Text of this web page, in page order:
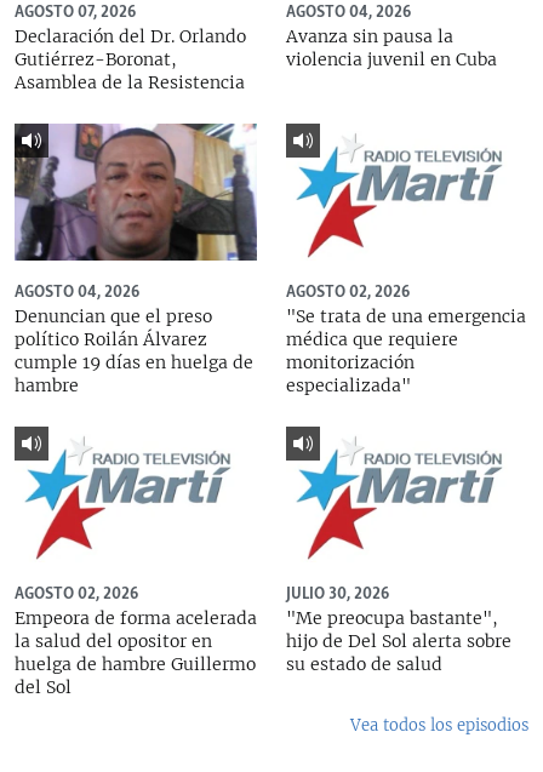
AGOSTO 07, 2026
Declaración del Dr. Orlando
Gutiérrez-Boronat,
Asamblea de la Resistencia
AGOSTO 04, 2026
Avanza sin pausa la
violencia juvenil en Cuba
AGOSTO 04, 2026
Denuncian que el preso
político Roilán Álvarez
cumple 19 días en huelga de
hambre
AGOSTO 02, 2026
"Se trata de una emergencia
médica que requiere
monitorización
especializada"
AGOSTO 02, 2026
Empeora de forma acelerada
la salud del opositor en
huelga de hambre Guillermo
del Sol
JULIO 30, 2026
"Me preocupa bastante",
hijo de Del Sol alerta sobre
su estado de salud
Vea todos los episodios